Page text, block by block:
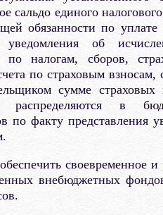
сальдо единого
обязанности по уплате
уведомления об
по налогам, сборов,
по страховым
сумме
распределяются в
по факту представления
своевременное
внебюджетных